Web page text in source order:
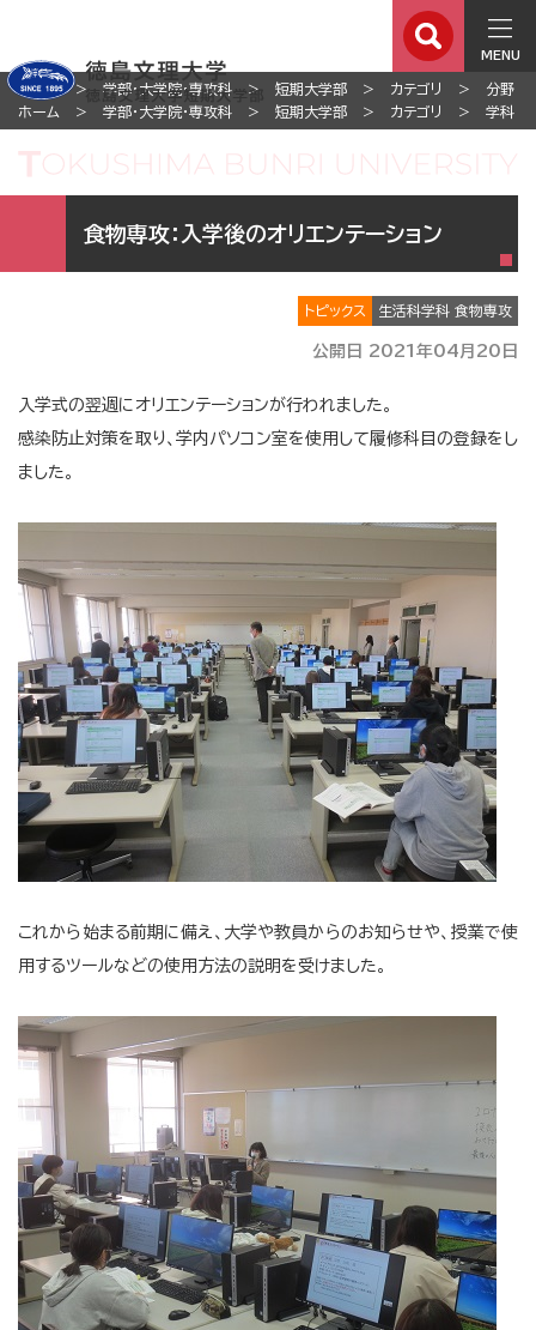
MENU
ホーム 学部・大学院・専攻科 短期大学部 カテゴリ
分野
ホーム
学部・大学院・専攻科 短期大学部 カテゴリ 学科
食物専攻：入学後のオリエンテーション
トピックス 生活科学科 食物専攻
公開日 2021年04月20日
入学式の翌週にオリエンテーションが行われました。
感染防止対策を取り、学内パソコン室を使用して履修科目の登録をし
ました。
これから始まる前期に備え、大学や教員からのお知らせや、授業で使
用するツールなどの使用方法の説明を受けました。